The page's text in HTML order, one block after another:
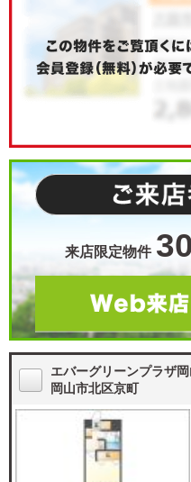
来店限定物件
エバーグリーンプラザ岡
岡山市北区京町